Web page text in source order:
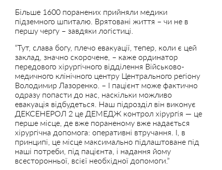
Більше 1600 поранених прийняли медики
підземного шпиталю. Врятовані життя – чи не в
першу чергу – завдяки логістиці.
“Тут, слава богу, плечо евакуації, тепер, коли є цей
заклад, значно скорочене, – каже ординатор
передового хірургічного відділення Військово-
медичного клінічного центру Центрального регіону
Володимир Лазоренко. – І пацієнт може фактично
одразу попасти до нас, наскільки можливо
евакуація відбудеться. Наш підрозділ він виконує
ДЕКСЕНЕРОЛ 2 це ДЕМЕДЖ контрол хірургія — це
перше місце, де вже пораненому вже надається
хірургічна допомога: оперативні втручання. І, в
принципі, це місце максимально підлаштоване під
наші потреби, під пацієнта, і надання йому
всесторонньої, всієї необхідної допомоги.”